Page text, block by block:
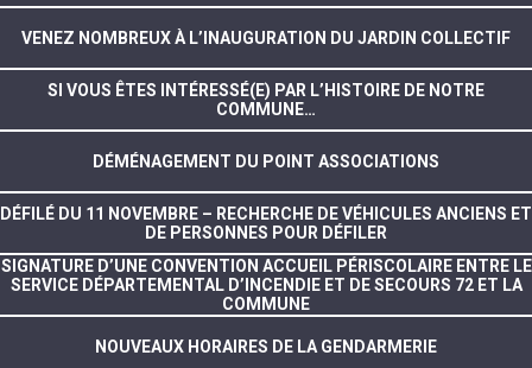
VENEZ NOMBREUX À L’INAUGURATION DU JARDIN COLLECTIF
SI VOUS ÊTES INTÉRESSÉ(E) PAR L’HISTOIRE DE NOTRE
COMMUNE…
DÉMÉNAGEMENT DU POINT ASSOCIATIONS
DÉFILÉ DU 11 NOVEMBRE – RECHERCHE DE VÉHICULES ANCIENS ET
DE PERSONNES POUR DÉFILER
SIGNATURE D’UNE CONVENTION ACCUEIL PÉRISCOLAIRE ENTRE LE
SERVICE DÉPARTEMENTAL D’INCENDIE ET DE SECOURS 72 ET LA
COMMUNE
NOUVEAUX HORAIRES DE LA GENDARMERIE